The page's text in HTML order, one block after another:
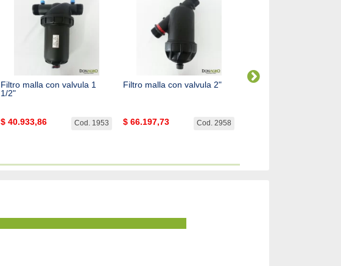
Filtro malla con valvula 1
1/2"
Cod. 1953
$ 40.933,86
Filtro malla con valvula 2"
Cod. 2958
$ 66.197,73
Aspersor de Riego Rotor